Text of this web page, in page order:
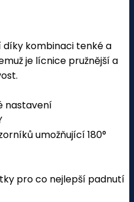
díky kombinaci tenké a
je lícnice pružnější a
nastavení
umožňující 180°
pro co nejlepší padnutí